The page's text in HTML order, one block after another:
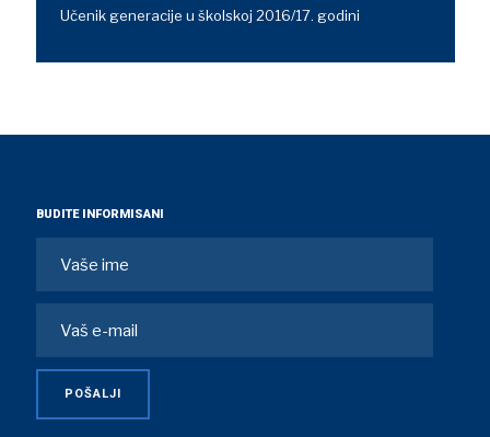
Učenik generacije u školskoj 2016/17. godini
BUDITE INFORMISANI